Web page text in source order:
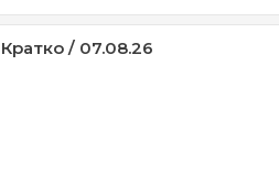
Кратко / 07.08.26